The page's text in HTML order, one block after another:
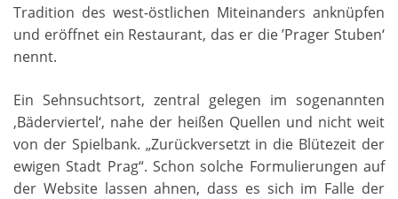
Tradition des west-östlichen Miteinanders anknüpfen
und eröffnet ein Restaurant, das er die ’Prager Stuben‘
nennt.
Ein Sehnsuchtsort, zentral gelegen im sogenannten
‚Bäderviertel‘, nahe der heißen Quellen und nicht weit
von der Spielbank. „Zurückversetzt in die Blütezeit der
ewigen Stadt Prag“. Schon solche Formulierungen auf
der Website lassen ahnen, dass es sich im Falle der